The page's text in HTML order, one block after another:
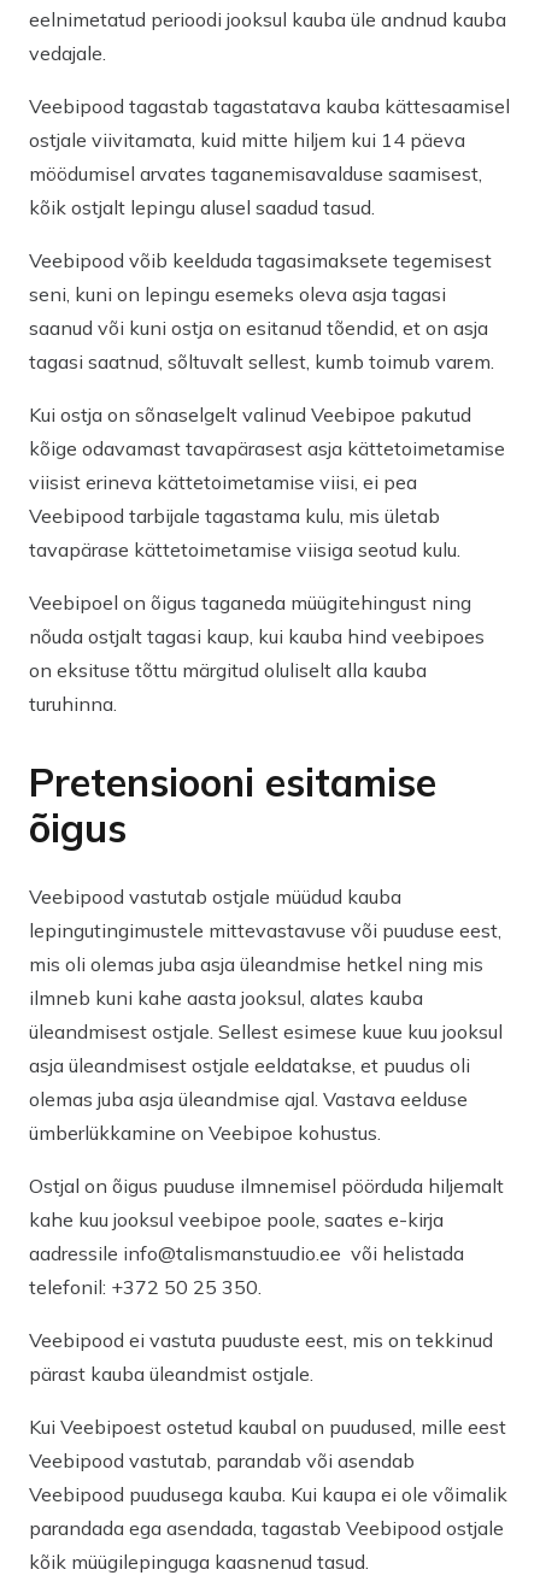
eelnimetatud perioodi jooksul kauba üle andnud kauba
vedajale.
Veebipood tagastab tagastatava kauba kättesaamisel
ostjale viivitamata, kuid mitte hiljem kui 14 päeva
möödumisel arvates taganemisavalduse saamisest,
kõik ostjalt lepingu alusel saadud tasud.
Veebipood võib keelduda tagasimaksete tegemisest
seni, kuni on lepingu esemeks oleva asja tagasi
saanud või kuni ostja on esitanud tõendid, et on asja
tagasi saatnud, sõltuvalt sellest, kumb toimub varem.
Kui ostja on sõnaselgelt valinud Veebipoe pakutud
kõige odavamast tavapärasest asja kättetoimetamise
viisist erineva kättetoimetamise viisi, ei pea
Veebipood tarbijale tagastama kulu, mis ületab
tavapärase kättetoimetamise viisiga seotud kulu.
Veebipoel on õigus taganeda müügitehingust ning
nõuda ostjalt tagasi kaup, kui kauba hind veebipoes
on eksituse tõttu märgitud oluliselt alla kauba
turuhinna.
Pretensiooni esitamise
õigus
Veebipood vastutab ostjale müüdud kauba
lepingutingimustele mittevastavuse või puuduse eest,
mis oli olemas juba asja üleandmise hetkel ning mis
ilmneb kuni kahe aasta jooksul, alates kauba
üleandmisest ostjale. Sellest esimese kuue kuu jooksul
asja üleandmisest ostjale eeldatakse, et puudus oli
olemas juba asja üleandmise ajal. Vastava eelduse
ümberlükkamine on Veebipoe kohustus.
Ostjal on õigus puuduse ilmnemisel pöörduda hiljemalt
kahe kuu jooksul veebipoe poole, saates e-kirja
aadressile info@talismanstuudio.ee või helistada
telefonil: +372 50 25 350.
Veebipood ei vastuta puuduste eest, mis on tekkinud
pärast kauba üleandmist ostjale.
Kui Veebipoest ostetud kaubal on puudused, mille eest
Veebipood vastutab, parandab või asendab
Veebipood puudusega kauba. Kui kaupa ei ole võimalik
parandada ega asendada, tagastab Veebipood ostjale
kõik müügilepinguga kaasnenud tasud.